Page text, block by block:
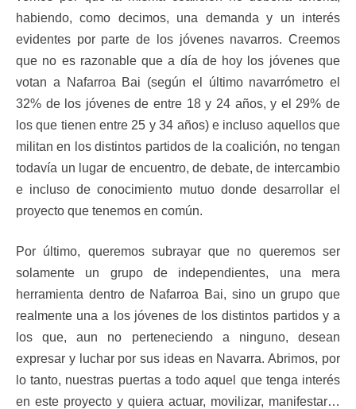
habiendo, como decimos, una demanda y un interés
evidentes por parte de los jóvenes navarros. Creemos
que no es razonable que a día de hoy los jóvenes que
votan a Nafarroa Bai (según el último navarrómetro el
32% de los jóvenes de entre 18 y 24 años, y el 29% de
los que tienen entre 25 y 34 años) e incluso aquellos que
militan en los distintos partidos de la coalición, no tengan
todavía un lugar de encuentro, de debate, de intercambio
e incluso de conocimiento mutuo donde desarrollar el
proyecto que tenemos en común.
Por último, queremos subrayar que no queremos ser
solamente un grupo de independientes, una mera
herramienta dentro de Nafarroa Bai, sino un grupo que
realmente una a los jóvenes de los distintos partidos y a
los que, aun no perteneciendo a ninguno, desean
expresar y luchar por sus ideas en Navarra. Abrimos, por
lo tanto, nuestras puertas a todo aquel que tenga interés
en este proyecto y quiera actuar, movilizar, manifestar…